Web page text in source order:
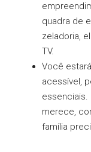
quadra de
zeladoria,
TV.
Você
acessível,
essenciais.
merece,
família